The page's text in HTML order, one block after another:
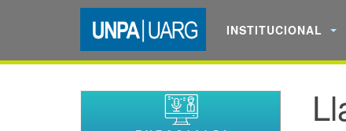
INSTITUCIONAL